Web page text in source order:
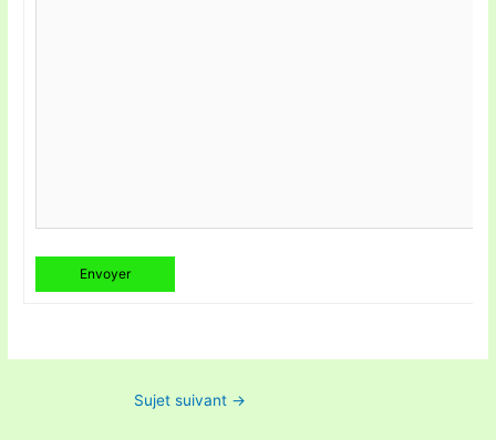
Envoyer
Sujet suivant →